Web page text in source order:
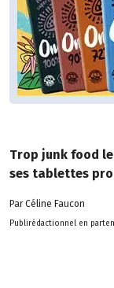
Trop junk food
ses tablettes
Par Céline Faucon
Publirédactionnel en